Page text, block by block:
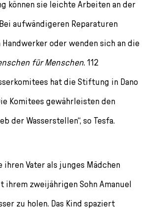
können sie leichte Arbeiten an der
aufwändigeren Reparaturen
oder wenden sich an die
für Menschen. 112
hat die Stiftung in Dano
Komitees gewährleisten den
der Wasserstellen“, so Tesfa.
ihren Vater als junges Mädchen
ihrem zweijährigen Sohn Amanuel
zu holen. Das Kind spaziert